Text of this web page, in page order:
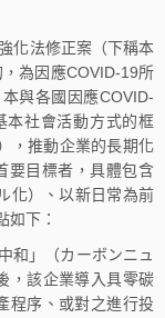
化法修正案（下稱本
為因應COVID-19所
與各國因應COVID-
本社會活動方式的框
，推動企業的長期化
要目標者，具體包含
化）、以新日常為前
如下：
和」（カーボンニュ
，該企業導入具零碳
程序、或對之進行投